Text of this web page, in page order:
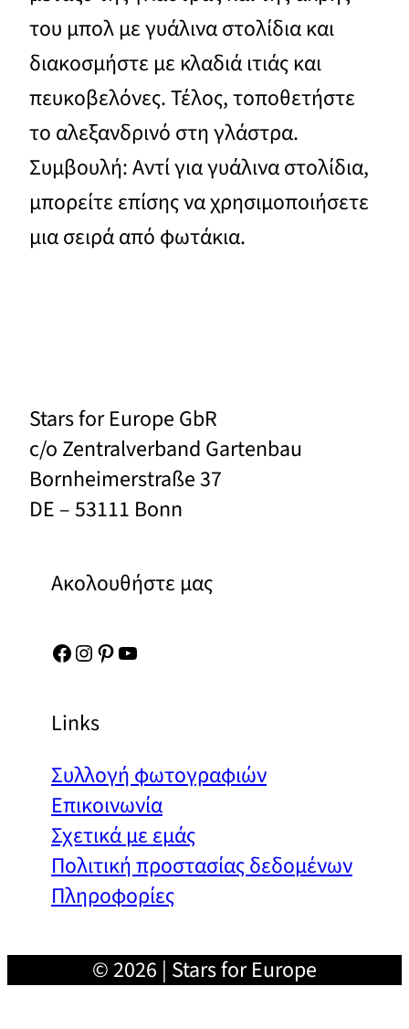
του μπολ με γυάλινα στολίδια και
διακοσμήστε με κλαδιά ιτιάς και
πευκοβελόνες. Τέλος, τοποθετήστε
το αλεξανδρινό στη γλάστρα.
Συμβουλή: Αντί για γυάλινα στολίδια,
μπορείτε επίσης να χρησιμοποιήσετε
μια σειρά από φωτάκια.
Stars for Europe GbR
c/o Zentralverband Gartenbau
Bornheimerstraße 37
DE – 53111 Bonn
Ακολουθήστε μας
Facebook Instagram Pinterest YouTube
Links
Συλλογή φωτογραφιών
Επικοινωνία
Σχετικά με εμάς
Πολιτική προστασίας δεδομένων
Πληροφορίες
© 2026 | Stars for Europe